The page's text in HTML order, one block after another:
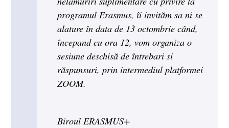
programul Erasmus, îi invităm sa ni se
alature în data de 13 octombrie când,
începand cu ora 12, vom organiza o
sesiune deschisă de întrebari si
răspunsuri, prin intermediul platformei
ZOOM.
Biroul ERASMUS+